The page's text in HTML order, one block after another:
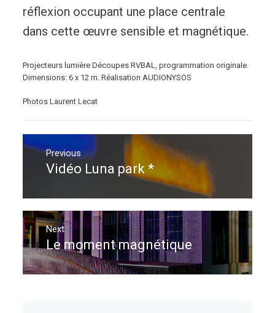
réflexion occupant une place centrale
dans cette œuvre sensible et magnétique.
Projecteurs lumière Découpes RVBAL, programmation originale.
Dimensions: 6 x 12 m. Réalisation AUDIONYSOS
Photos Laurent Lecat
Navigation
de
l’article
Previous
Previous
Vidéo Luna park *
Next
Next
post:
Le moment magnétique